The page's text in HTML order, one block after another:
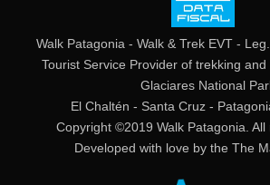
Walk Patagonia - Walk & Trek EVT -
Tourist Service Provider of trekking
Glaciares National
El Chaltén - Santa Cruz -
Copyright ©2019 Walk Patagonia. All
Developed with love by the The